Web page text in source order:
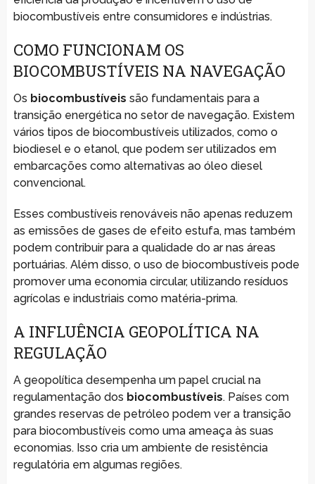
biocombustíveis entre consumidores e indústrias.
COMO FUNCIONAM OS
BIOCOMBUSTÍVEIS NA NAVEGAÇÃO
Os biocombustíveis são fundamentais para a
transição energética no setor de navegação. Existem
vários tipos de biocombustíveis utilizados, como o
biodiesel e o etanol, que podem ser utilizados em
embarcações como alternativas ao óleo diesel
convencional.
Esses combustíveis renováveis não apenas reduzem
as emissões de gases de efeito estufa, mas também
podem contribuir para a qualidade do ar nas áreas
portuárias. Além disso, o uso de biocombustíveis pode
promover uma economia circular, utilizando resíduos
agrícolas e industriais como matéria-prima.
A INFLUÊNCIA GEOPOLÍTICA NA
REGULAÇÃO
A geopolítica desempenha um papel crucial na
regulamentação dos biocombustíveis. Países com
grandes reservas de petróleo podem ver a transição
para biocombustíveis como uma ameaça às suas
economias. Isso cria um ambiente de resistência
regulatória em algumas regiões.